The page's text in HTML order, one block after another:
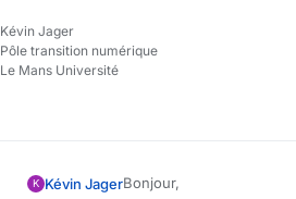
Kévin Jager
Pôle transition numérique
Le Mans Université
K Kévin JagerBonjour,